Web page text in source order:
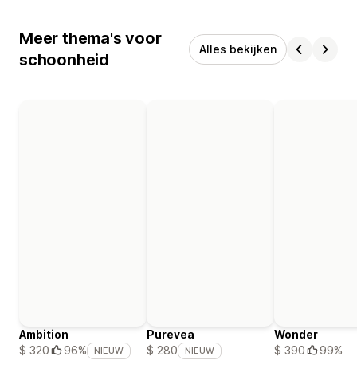
Meer thema's voor
schoonheid
Alles bekijken
Ambition
$ 320
96% NIEUW
Purevea
$ 280
NIEUW
Wonder
$ 390
99%